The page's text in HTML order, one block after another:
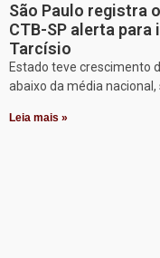
São Paulo registra
CTB-SP alerta
Tarcísio
Estado teve crescimento
abaixo da média
Leia mais »